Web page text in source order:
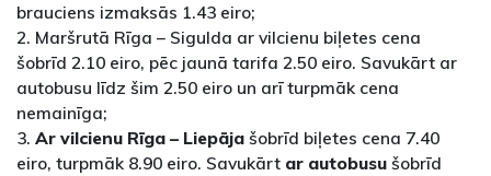
brauciens izmaksās 1.43 eiro;
2. Maršrutā Rīga – Sigulda ar vilcienu biļetes cena
šobrīd 2.10 eiro, pēc jaunā tarifa 2.50 eiro. Savukārt ar
autobusu līdz šim 2.50 eiro un arī turpmāk cena
nemainīga;
3. Ar vilcienu Rīga – Liepāja šobrīd biļetes cena 7.40
eiro, turpmāk 8.90 eiro. Savukārt ar autobusu šobrīd